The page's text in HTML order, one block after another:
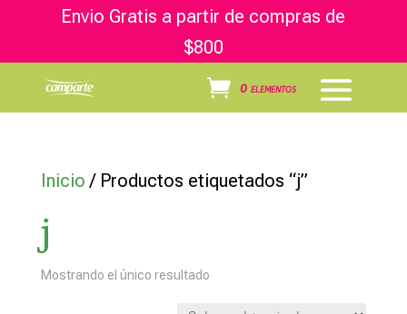
Envio Gratis a partir de compras de
$800
0 elementos
Inicio / Productos etiquetados “j”
j
Mostrando el único resultado